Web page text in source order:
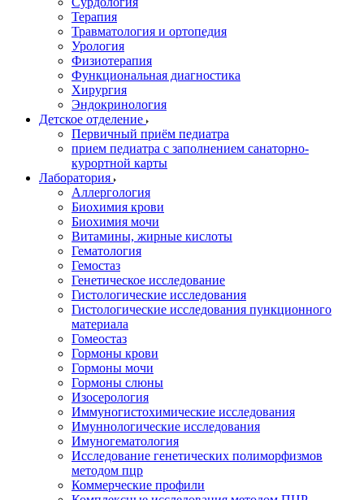
Терапия
Травматология и ортопедия
Урология
Физиотерапия
Функциональная диагностика
Хирургия
Эндокринология
Детское отделение
Первичный приём педиатра
прием педиатра с заполнением санаторно-
курортной карты
Лаборатория
Аллергология
Биохимия крови
Биохимия мочи
Витамины, жирные кислоты
Гематология
Гемостаз
Генетическое исследование
Гистологические исследования
Гистологические исследования пункционного
материала
Гомеостаз
Гормоны крови
Гормоны мочи
Гормоны слюны
Изосерология
Иммуногистохимические исследования
Имуннологические исследования
Имуногематология
Исследование генетических полиморфизмов
методом пцр
Коммерческие профили